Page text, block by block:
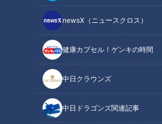
newsX（ニュースクロス）
健康カプセル！ゲンキの時間
中日クラウンズ
中日ドラゴンズ関連記事
2024/08/05 18:00